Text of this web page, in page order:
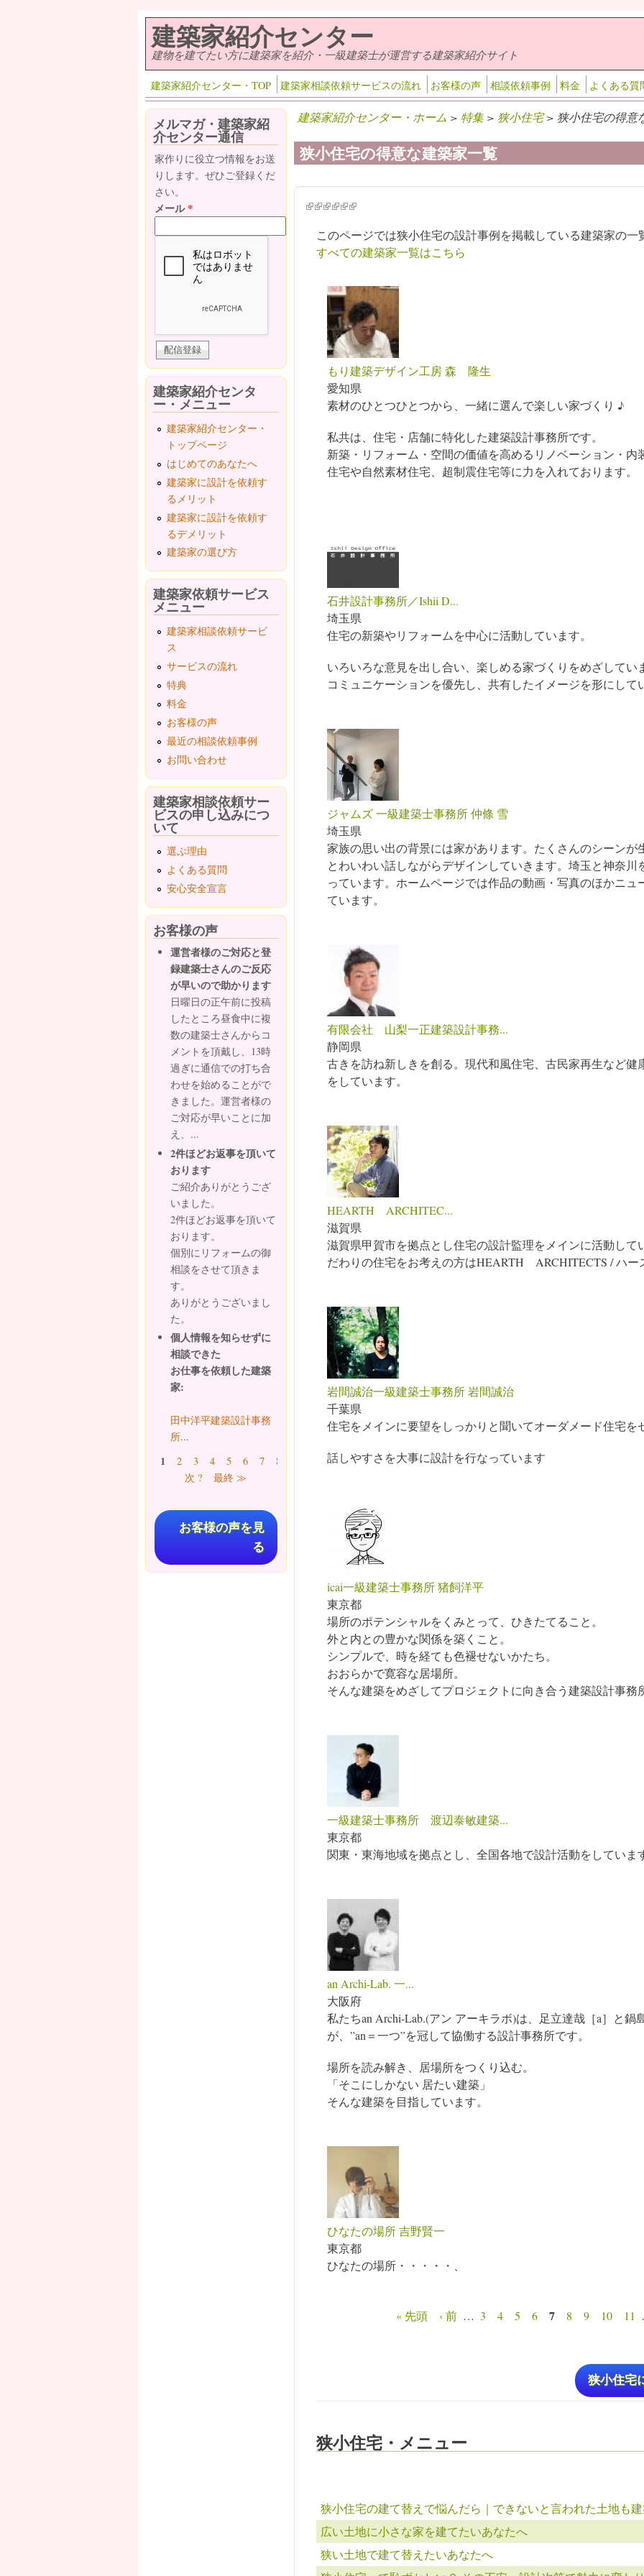
建築家紹介センター
建物を建てたい方に建築家を紹介・一級建築士が運営する建築家紹介サイト
建築家紹介センター・TOP 建築家相談依頼サービスの流れ お客様の声 相談依頼事例 料金 よくある質
建築家紹介センター・ホーム > 特集> 狭小住宅> 狭小住宅の得意
狭小住宅の得意な建築家一覧
(link is external)
(link is external)
(link is external)
(link is external)
(link is external)
(link is external)
このページでは狭小住宅の設計事例を掲載している建築家の一
すべての建築家一覧はこちら
もり建築デザイン工房 森 隆生
愛知県
素材のひとつひとつから、一緒に選んで楽しい家づくり ♪
私共は、住宅・店舗に特化した建築設計事務所です。
新築・リフォーム・空間の価値を高めるリノベーション・内
住宅や自然素材住宅、超制震住宅等に力を入れております。
石井設計事務所／Ishii D...
埼玉県
住宅の新築やリフォームを中心に活動しています。
いろいろな意見を出し合い、楽しめる家づくりをめざしてい
コミュニケーションを優先し、共有したイメージを形にして
ジャムズ 一級建築士事務所 仲條 雪
埼玉県
家族の思い出の背景には家があります。たくさんのシーンが
とわいわい話しながらデザインしていきます。埼玉と神奈川
っています。ホームページでは作品の動画・写真のほかニュ
ています。
有限会社 山梨一正建築設計事務...
静岡県
古きを訪ね新しきを創る。現代和風住宅、古民家再生など健
をしています。
HEARTH ARCHITEC...
滋賀県
滋賀県甲賀市を拠点とし住宅の設計監理をメインに活動して
だわりの住宅をお考えの方はHEARTH ARCHITECTS / ハー
岩間誠治一級建築士事務所 岩間誠治
千葉県
住宅をメインに要望をしっかりと聞いてオーダメード住宅を
話しやすさを大事に設計を行なっています
icai一級建築士事務所 猪飼洋平
東京都
場所のポテンシャルをくみとって、ひきたてること。
外と内との豊かな関係を築くこと。
シンプルで、時を経ても色褪せないかたち。
おおらかで寛容な居場所。
そんな建築をめざしてプロジェクトに向き合う建築設計事務
一級建築士事務所 渡辺泰敏建築...
東京都
関東・東海地域を拠点とし、全国各地で設計活動をしていま
an Archi-Lab. 一...
大阪府
私たちan Archi-Lab.(アン アーキラボ)は、足立達哉［a］と鍋
が、”an＝一つ”を冠して協働する設計事務所です。
場所を読み解き、居場所をつくり込む。
「そこにしかない 居たい建築」
そんな建築を目指しています。
ひなたの場所 吉野賢一
東京都
ひなたの場所・・・・・、
« 先頭 ‹ 前 … 3 4 5 6 7 8 9 10 11
狭小住宅
狭小住宅・メニュー
狭小住宅の建て替えで悩んだら｜できないと言われた土地も
広い土地に小さな家を建てたいあなたへ
狭い土地で建て替えたいあなたへ
メルマガ・建築家紹
介センター通信
家作りに役立つ情報をお送
りします。ぜひご登録くだ
さい。
メール*
建築家紹介センタ
ー・メニュー
建築家紹介センター・
トップページ
はじめてのあなたへ
建築家に設計を依頼す
るメリット
建築家に設計を依頼す
るデメリット
建築家の選び方
建築家依頼サービス
メニュー
建築家相談依頼サービ
ス
サービスの流れ
特典
料金
お客様の声
最近の相談依頼事例
お問い合わせ
建築家相談依頼サー
ビスの申し込みにつ
いて
選ぶ理由
よくある質問
安心安全宣言
お客様の声
運営者様のご対応と登
録建築士さんのご反応
が早いので助かります
日曜日の正午前に投稿
したところ昼食中に複
数の建築士さんからコ
メントを頂戴し、13時
過ぎに通信での打ち合
わせを始めることがで
きました。運営者様の
ご対応が早いことに加
え、...
2件ほどお返事を頂いて
おります
ご紹介ありがとうござ
いました。
2件ほどお返事を頂いて
おります。
個別にリフォームの御
相談をさせて頂きま
す。
ありがとうございまし
た。
個人情報を知らせずに
相談できた
お仕事を依頼した建築
家:
田中洋平建築設計事務
所...
ページ
1 2 3 4 5 6 7 8
次 ?
最終 ≫
お客様の声を見
る